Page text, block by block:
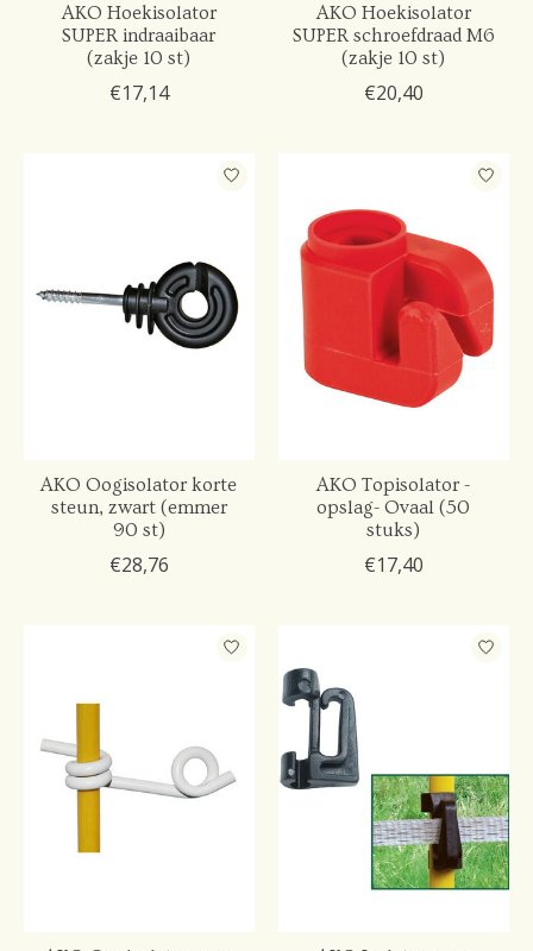
AKO Hoekisolator
SUPER indraaibaar
(zakje 10 st)
€17,14
AKO Hoekisolator
SUPER schroefdraad M6
(zakje 10 st)
€20,40
AKO Oogisolator korte
steun, zwart (emmer
90 st)
€28,76
AKO Topisolator -
opslag- Ovaal (50
stuks)
€17,40